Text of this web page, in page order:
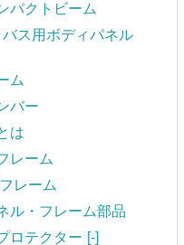
パクトビーム
バス用ボディパネル
ム
バー
は
レーム
レーム
ル・フレーム部品
ロテクター [-]